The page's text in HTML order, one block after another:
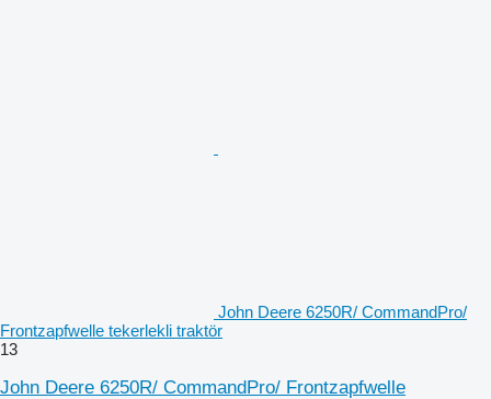
John Deere 6250R/ CommandPro/
Frontzapfwelle tekerlekli traktör
13
John Deere 6250R/ CommandPro/ Frontzapfwelle